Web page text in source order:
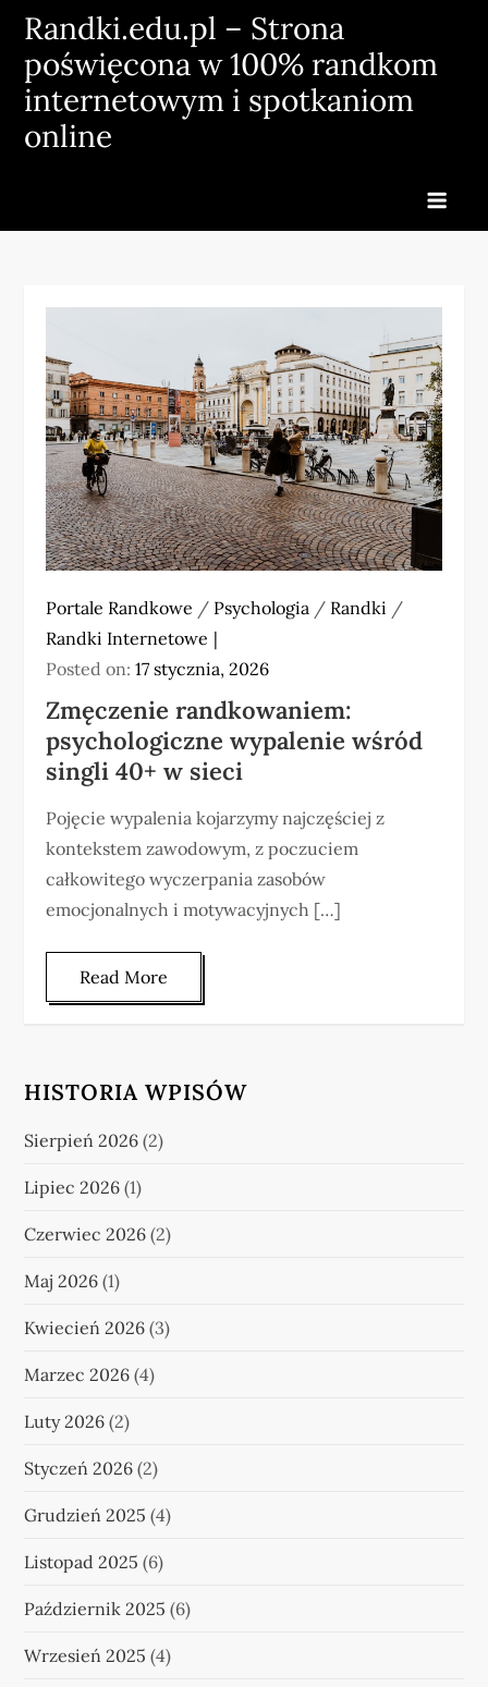
Skip
content
Randki.edu.pl – Strona
poświęcona w 100% randkom
internetowym i spotkaniom
online
Portale Randkowe / Psychologia / Randki /
Randki Internetowe
Posted on:17 stycznia, 2026
Zmęczenie randkowaniem:
psychologiczne wypalenie wśród
singli 40+ w sieci
Pojęcie wypalenia kojarzymy najczęściej z
kontekstem zawodowym, z poczuciem
całkowitego wyczerpania zasobów
emocjonalnych i motywacyjnych […]
Read More
HISTORIA WPISÓW
Sierpień 2026 (2)
Lipiec 2026 (1)
Czerwiec 2026 (2)
Maj 2026 (1)
Kwiecień 2026 (3)
Marzec 2026 (4)
Luty 2026 (2)
Styczeń 2026 (2)
Grudzień 2025 (4)
Listopad 2025 (6)
Październik 2025 (6)
Wrzesień 2025 (4)